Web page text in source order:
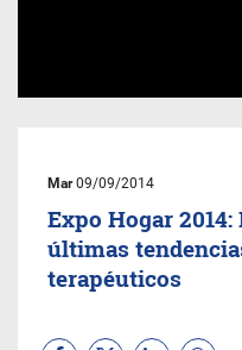
Mar09/09/2014
Expo Hogar
últimas
terapéuticos